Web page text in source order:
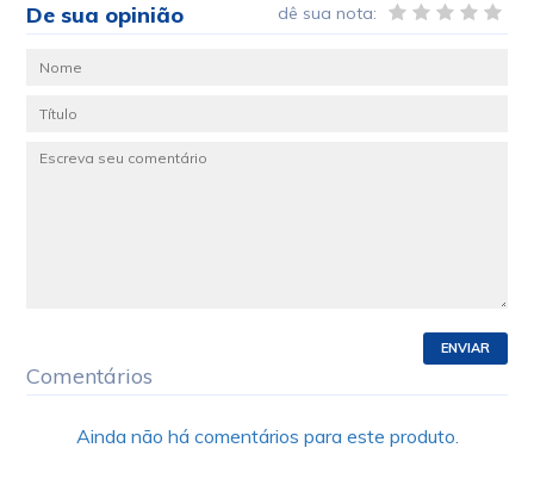
De sua opinião dê sua nota:
ENVIAR
Comentários
Ainda não há comentários para este produto.